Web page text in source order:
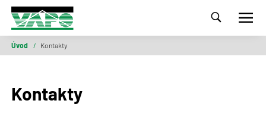
Úvod / Kontakty
Kontakty